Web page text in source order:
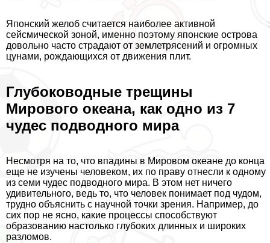
Японский желоб считается наиболее активной
сейсмической зоной, именно поэтому японские острова
довольно часто страдают от землетрясений и огромных
цунами, рождающихся от движения плит.
Глубоководные трещины
Мирового океана, как одно из 7
чудес подводного мира
Несмотря на то, что впадины в Мировом океане до конца
еще не изучены человеком, их по праву отнесли к одному
из семи чудес подводного мира. В этом нет ничего
удивительного, ведь то, что человек понимает под чудом,
трудно объяснить с научной точки зрения. Например, до
сих пор не ясно, какие процессы способствуют
образованию настолько глубоких длинных и широких
разломов.